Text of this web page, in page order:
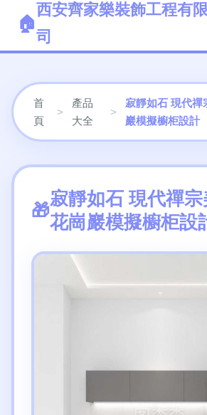
西安齊家樂裝飾工程有
司
首
頁
>
產品
大全
>
寂靜如石 現代禪
巖模擬櫥柜設計
寂靜如石 現代禪
花崗巖模擬櫥柜設